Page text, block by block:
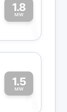
1.8
MW1
1.5
MW